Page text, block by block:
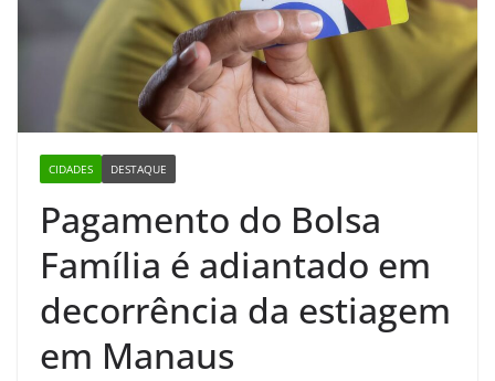
CIDADES DESTAQUE
Pagamento do Bolsa
Família é adiantado em
decorrência da estiagem
em Manaus